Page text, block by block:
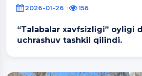
2026-01-26 156
“Talabalar xavfsizligi” oyligi
uchrashuv tashkil qilindi.